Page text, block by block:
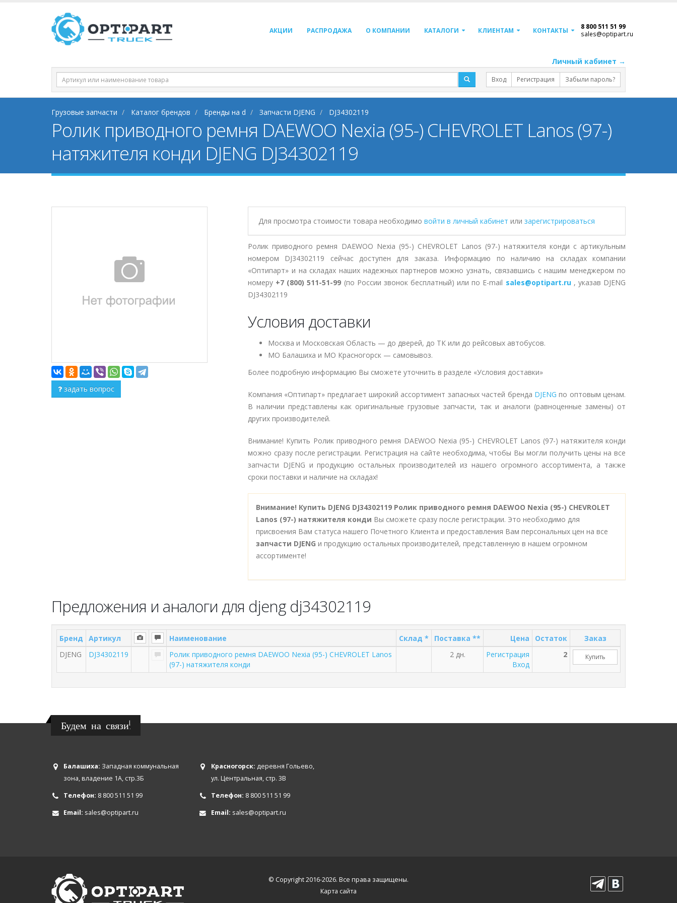
АКЦИИ РАСПРОДАЖА О КОМПАНИИ КАТАЛОГИ КЛИЕНТАМ КОНТАКТЫ 8 800 511 51 99
sales@optipart.ru
Личный кабинет →
Вход Регистрация Забыли пароль?
Грузовые запчасти Каталог брендов Бренды на d Запчасти DJENG DJ34302119
Ролик приводного ремня DAEWOO Nexia (95-) CHEVROLET Lanos (97-)
натяжителя конди DJENG DJ34302119
задать вопрос
Для просмотра стоимости товара необходимо войти в личный кабинет или зарегистрироваться
Ролик приводного ремня DAEWOO Nexia (95-) CHEVROLET Lanos (97-) натяжителя конди с артикульным
номером DJ34302119 сейчас доступен для заказа. Информацию по наличию на складах компании
«Оптипарт» и на складах наших надежных партнеров можно узнать, связавшись с нашим менеджером по
номеру +7 (800) 511-51-99 (по России звонок бесплатный) или по E-mail sales@optipart.ru , указав DJENG
DJ34302119
Условия доставки
Москва и Московская Область — до дверей, до ТК или до рейсовых автобусов.
МО Балашиха и МО Красногорск — самовывоз.
Более подробную информацию Вы сможете уточнить в разделе «Условия доставки»
Компания «Оптипарт» предлагает широкий ассортимент запасных частей бренда DJENG по оптовым ценам.
В наличии представлены как оригинальные грузовые запчасти, так и аналоги (равноценные замены) от
других производителей.
Внимание! Купить Ролик приводного ремня DAEWOO Nexia (95-) CHEVROLET Lanos (97-) натяжителя конди
можно сразу после регистрации. Регистрация на сайте необходима, чтобы Вы могли получить цены на все
запчасти DJENG и продукцию остальных производителей из нашего огромного ассортимента, а также
сроки поставки и наличие на складах!
Внимание! Купить DJENG DJ34302119 Ролик приводного ремня DAEWOO Nexia (95-) CHEVROLET
Lanos (97-) натяжителя конди Вы сможете сразу после регистрации. Это необходимо для
присвоения Вам статуса нашего Почетного Клиента и предоставления Вам персональных цен на все
запчасти DJENG и продукцию остальных производителей, представленную в нашем огромном
ассортименте!
Предложения и аналоги для djeng dj34302119
Бренд Артикул Наименование Склад * Поставка ** Цена Остаток
Заказ
DJENG
DJ34302119
Ролик приводного ремня DAEWOO Nexia (95-) CHEVROLET Lanos
(97-) натяжителя конди
2 дн.
Регистрация
Вход
2 Купить
Будем на связи!
Балашиха: Западная коммунальная
зона, владение 1А, стр.3Б
Телефон: 8 800 511 51 99
Email: sales@optipart.ru
Красногорск: деревня Гольево,
ул. Центральная, стр. 3В
Телефон: 8 800 511 51 99
Email: sales@optipart.ru
© Copyright 2016-2026. Все права защищены.
Карта сайта